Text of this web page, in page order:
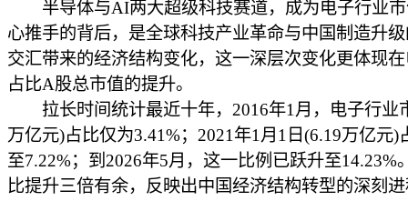
半导体与AI两大超级科技赛道，成为电子行业市
心推手的背后，是全球科技产业革命与中国制造升
交汇带来的经济结构变化，这一深层次变化更体现
占比A股总市值的提升。
拉长时间统计最近十年，2016年1月，电子行业
万亿元)占比仅为3.41%；2021年1月1日(6.19万亿元)
至7.22%；到2026年5月，这一比例已跃升至14.23%
比提升三倍有余，反映出中国经济结构转型的深刻